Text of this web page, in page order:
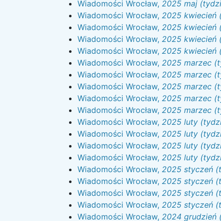
Wiadomości Wrocław, 2025 maj
Wiadomości Wrocław, 2025 kwiecień
Wiadomości Wrocław, 2025 kwiecień
Wiadomości Wrocław, 2025 kwiecień
Wiadomości Wrocław, 2025 kwiecień
Wiadomości Wrocław, 2025 marzec
Wiadomości Wrocław, 2025 marzec
Wiadomości Wrocław, 2025 marzec
Wiadomości Wrocław, 2025 marzec
Wiadomości Wrocław, 2025 marzec
Wiadomości Wrocław, 2025 luty
Wiadomości Wrocław, 2025 luty
Wiadomości Wrocław, 2025 luty
Wiadomości Wrocław, 2025 luty
Wiadomości Wrocław, 2025 styczeń
Wiadomości Wrocław, 2025 styczeń
Wiadomości Wrocław, 2025 styczeń
Wiadomości Wrocław, 2025 styczeń
Wiadomości Wrocław, 2024 grudzień